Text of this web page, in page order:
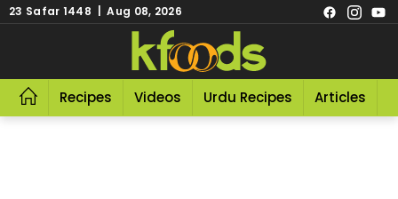
23 Safar 1448 | Aug 08, 2026
Recipes Videos Urdu Recipes Articles